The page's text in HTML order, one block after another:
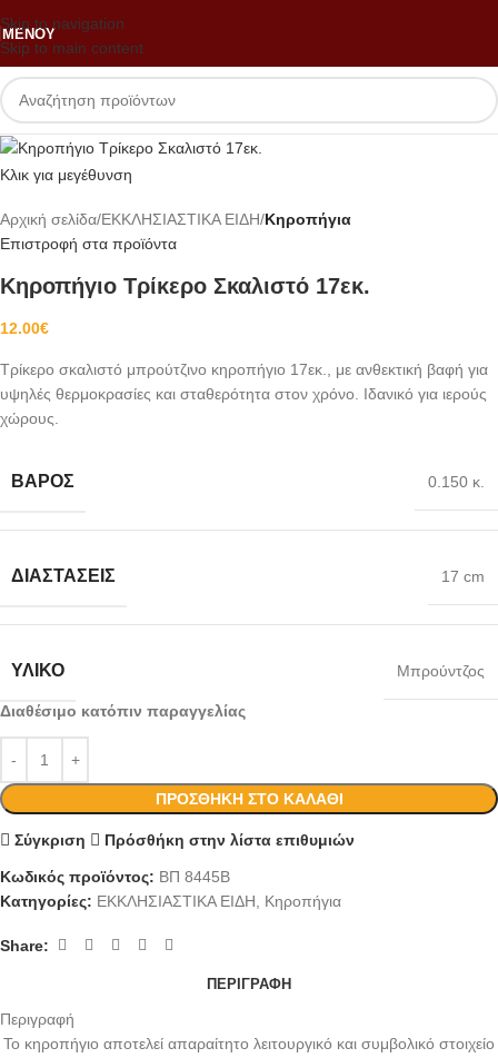
Skip to navigation
Skip to main content
ΜΕΝΟΎ
Κλικ για μεγέθυνση
Αρχική σελίδα ΕΚΚΛΗΣΙΑΣΤΙΚΑ ΕΙΔΗ Κηροπήγια
Επιστροφή στα προϊόντα
Κηροπήγιο Τρίκερο Σκαλιστό 17εκ.
12.00€
Τρίκερο σκαλιστό μπρούτζινο κηροπήγιο 17εκ., με ανθεκτική βαφή για
υψηλές θερμοκρασίες και σταθερότητα στον χρόνο. Ιδανικό για ιερούς
χώρους.
ΒΆΡΟΣ 0.150 κ.
ΔΙΑΣΤΆΣΕΙΣ 17 cm
ΥΛΙΚΌ Μπρούντζος
Διαθέσιμο κατόπιν παραγγελίας
ΠΡΟΣΘΉΚΗ ΣΤΟ ΚΑΛΆΘΙ
Σύγκριση Πρόσθήκη στην λίστα επιθυμιών
Κωδικός προϊόντος: ΒΠ 8445B
Κατηγορίες: ΕΚΚΛΗΣΙΑΣΤΙΚΑ ΕΙΔΗ, Κηροπήγια
Share:
ΠΕΡΙΓΡΑΦΉ
Περιγραφή
Το κηροπήγιο αποτελεί απαραίτητο λειτουργικό και συμβολικό στοιχείο